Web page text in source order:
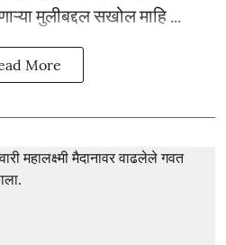
मुलीबद्दल सखोल माहि ...
More